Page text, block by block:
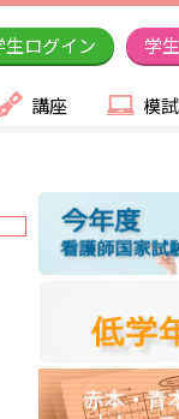
ログイン 学
講座 模試